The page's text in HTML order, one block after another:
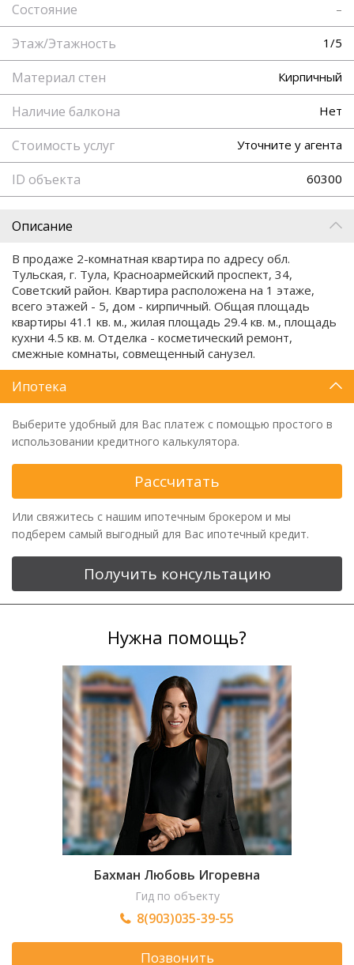
Состояние –
Этаж/Этажность 1/5
Материал стен Кирпичный
Наличие балкона Нет
Стоимость услуг Уточните у агента
ID объекта 60300
Описание
В продаже 2-комнатная квартира по адресу обл.
Тульская, г. Тула, Красноармейский проспект, 34,
Советский район. Квартира расположена на 1 этаже,
всего этажей - 5, дом - кирпичный. Общая площадь
квартиры 41.1 кв. м., жилая площадь 29.4 кв. м., площадь
кухни 4.5 кв. м. Отделка - косметический ремонт,
смежные комнаты, совмещенный санузел.
Ипотека
Выберите удобный для Вас платеж с помощью простого в
использовании кредитного калькулятора.
Рассчитать
Или свяжитесь с нашим ипотечным брокером и мы
подберем самый выгодный для Вас ипотечный кредит.
Получить консультацию
Нужна помощь?
Бахман Любовь Игоревна
Гид по объекту
8(903)035-39-55
Позвонить